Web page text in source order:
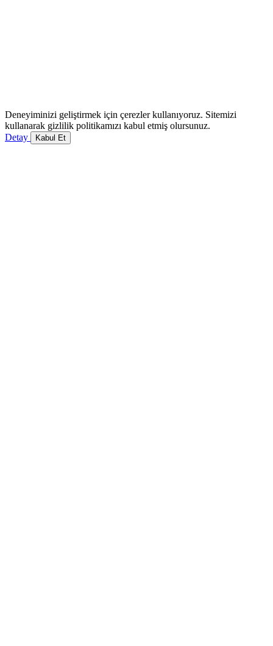
Deneyiminizi geliştirmek için çerezler kullanıyoruz. Sitemizi
kullanarak gizlilik politikamızı kabul etmiş olursunuz.
Detay
Kabul Et